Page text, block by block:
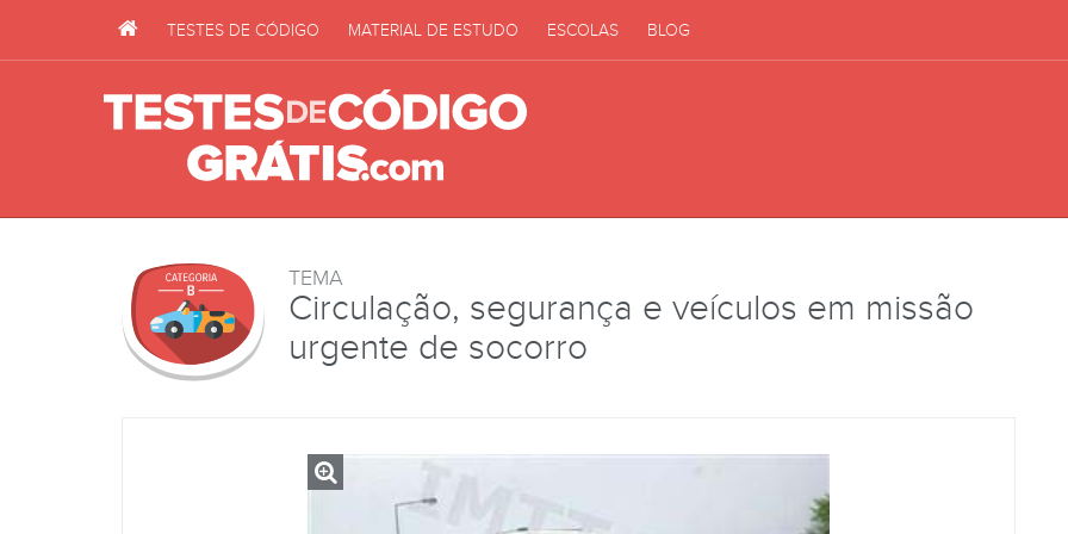
TESTES DE CÓDIGO MATERIAL DE ESTUDO ESCOLAS BLOG
TEMA
Circulação, segurança e veículos em missão
urgente de socorro